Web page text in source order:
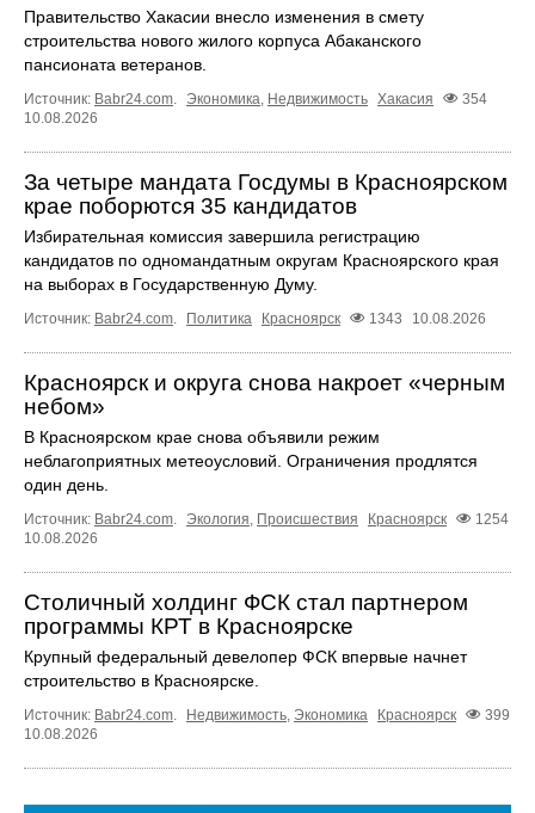
Правительство Хакасии внесло изменения в смету
строительства нового жилого корпуса Абаканского
пансионата ветеранов.
Источник: Babr24.com Экономика Недвижимость Хакасия
354
10.08.2026
За четыре мандата Госдумы в Красноярском
крае поборются 35 кандидатов
Избирательная комиссия завершила регистрацию
кандидатов по одномандатным округам Красноярского края
на выборах в Государственную Думу.
Источник: Babr24.com Политика Красноярск 1343 10.08.2026
Красноярск и округа снова накроет «черным
небом»
В Красноярском крае снова объявили режим
неблагоприятных метеоусловий. Ограничения продлятся
один день.
Источник: Babr24.com. Экология, Происшествия Красноярск
1254
10.08.2026
Столичный холдинг ФСК стал партнером
программы КРТ в Красноярске
Крупный федеральный девелопер ФСК впервые начнет
строительство в Красноярске.
Источник: Babr24.com. Недвижимость, Экономика Красноярск
399
10.08.2026